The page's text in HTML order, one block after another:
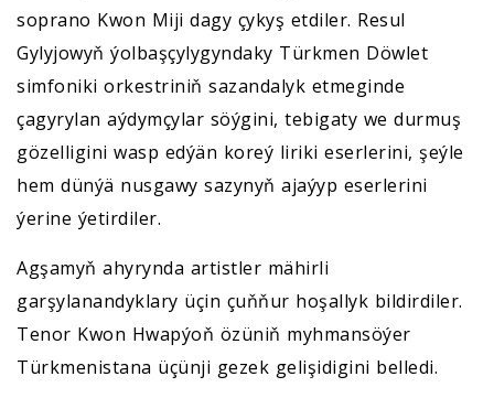
soprano Kwon Miji dagy çykyş etdiler. Resul
Gylyjowyň ýolbaşçylygyndaky Türkmen Döwlet
simfoniki orkestriniň sazandalyk etmeginde
çagyrylan aýdymçylar söýgini, tebigaty we durmuş
gözelligini wasp edýän koreý liriki eserlerini, şeýle
hem dünýä nusgawy sazynyň ajaýyp eserlerini
ýerine ýetirdiler.
Agşamyň ahyrynda artistler mähirli
garşylanandyklary üçin çuňňur hoşallyk bildirdiler.
Tenor Kwon Hwapýoň özüniň myhmansöýer
Türkmenistana üçünji gezek gelişidigini belledi.